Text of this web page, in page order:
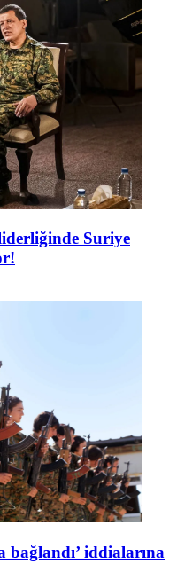
Suriye
bağlandı’ iddialarına